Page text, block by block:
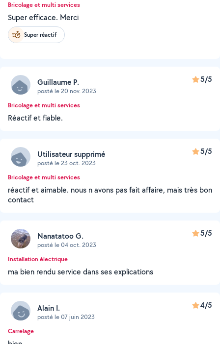
Bricolage et multi services
Super efficace. Merci
Super réactif
Guillaume P.
posté le 20 nov. 2023
5/5
Bricolage et multi services
Réactif et fiable.
Utilisateur supprimé
posté le 23 oct. 2023
5/5
Bricolage et multi services
réactif et aimable. nous n avons pas fait affaire, mais très bon
contact
Nanatatoo G.
posté le 04 oct. 2023
5/5
Installation électrique
ma bien rendu service dans ses explications
Alain I.
posté le 07 juin 2023
4/5
Carrelage